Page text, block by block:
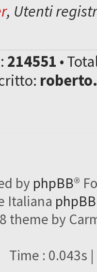
, Utenti
214551 •
by phpBB®
Italiana
theme by
Time : 0.043s